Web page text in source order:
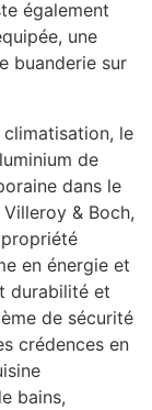
également
une
buanderie sur
le
de
dans le
& Boch,
en énergie et
durabilité et
de sécurité
crédences en
bains,